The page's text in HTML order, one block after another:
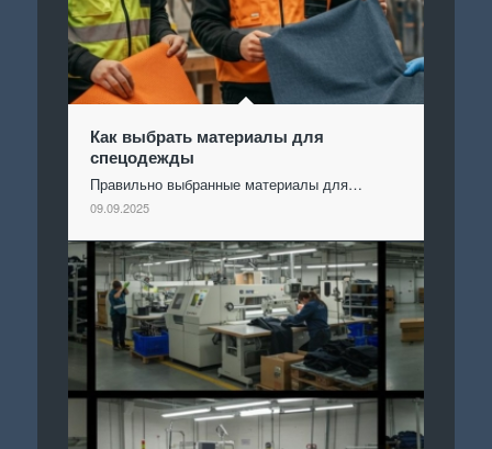
Как выбрать материалы для
спецодежды
Правильно выбранные материалы для…
09.09.2025